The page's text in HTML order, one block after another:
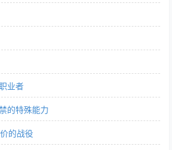
业者
的特殊能力
的战役